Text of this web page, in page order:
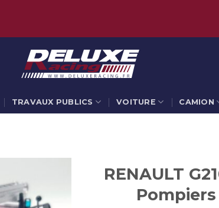
TRAVAUX PUBLICS VOITURE CAMION
RENAULT